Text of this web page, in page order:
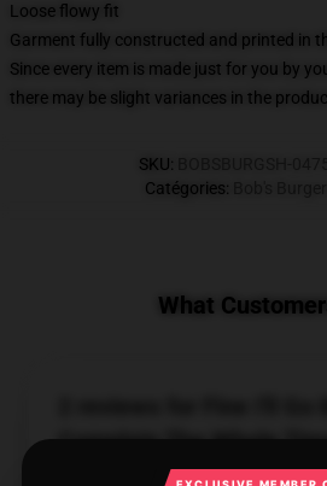
Loose flowy fit
Garment fully constructed and printed in
Since every item is made just for you by
there may be slight variances in the
SKU:
Catégories:
What
Complain The Whole
Bob's Burgers T-Shirts